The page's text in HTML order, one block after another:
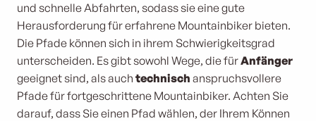
und schnelle Abfahrten, sodass sie eine gute
Herausforderung für erfahrene Mountainbiker bieten.
Die Pfade können sich in ihrem Schwierigkeitsgrad
unterscheiden. Es gibt sowohl Wege, die fürAnfänger
geeignet sind, als auch technisch anspruchsvollere
Pfade für fortgeschrittene Mountainbiker. Achten Sie
darauf, dass Sie einen Pfad wählen, der Ihrem Können